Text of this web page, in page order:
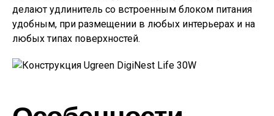
делают удлинитель со встроенным блоком питания
удобным, при размещении в любых интерьерах и на
любых типах поверхностей.